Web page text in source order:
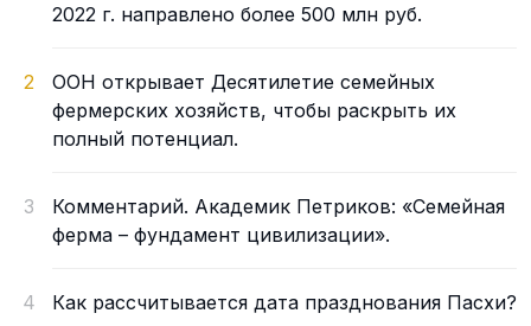
2022 г. направлено более 500 млн руб.
2
ООН открывает Десятилетие семейных
фермерских хозяйств, чтобы раскрыть их
полный потенциал.
3
Комментарий. Академик Петриков: «Семейная
ферма – фундамент цивилизации».
4 Как рассчитывается дата празднования Пасхи?